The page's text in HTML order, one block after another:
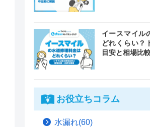
イースマイル
どれくらい？
目安と相場比
お役立ちコラム
水漏れ(60)